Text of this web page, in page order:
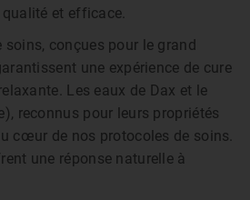
et efficace.
soins, conçues pour le grand
une expérience de cure
Les eaux de Dax et le
reconnus pour leurs propriétés
cœur de nos protocoles de soins.
une réponse naturelle à